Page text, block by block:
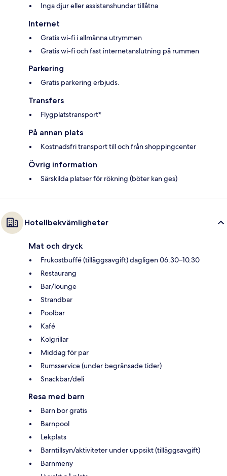
Inga djur eller assistanshundar tillåtna
Internet
Gratis wi-fi i allmänna utrymmen
Gratis wi-fi och fast internetanslutning på rummen
Parkering
Gratis parkering erbjuds.
Transfers
Flygplatstransport*
På annan plats
Kostnadsfri transport till och från shoppingcenter
Övrig information
Särskilda platser för rökning (böter kan ges)
Hotellbekvämligheter
Mat och dryck
Frukostbuffé (tilläggsavgift) dagligen 06.30–10.30
Restaurang
Bar/lounge
Strandbar
Poolbar
Kafé
Kolgrillar
Middag för par
Rumsservice (under begränsade tider)
Snackbar/deli
Resa med barn
Barn bor gratis
Barnpool
Lekplats
Barntillsyn/aktiviteter under uppsikt (tilläggsavgift)
Barnmeny